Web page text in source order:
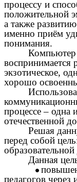
процессу и
положительной
а также
именно приём
понимания.
воспринимается
экзотическое,
хорошо
процессе – одна
отечественной
Решая
перед собой
Данная
педагогов